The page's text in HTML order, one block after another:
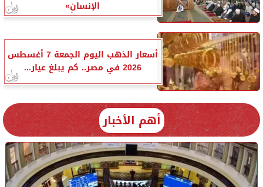
الإنسانِ»
أسعار الذهب اليوم الجمعة 7 أغسطس
2026 في مصر.. كم يبلغ عيار...
أهم الأخبار